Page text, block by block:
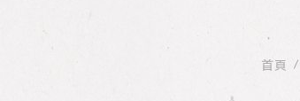
首頁